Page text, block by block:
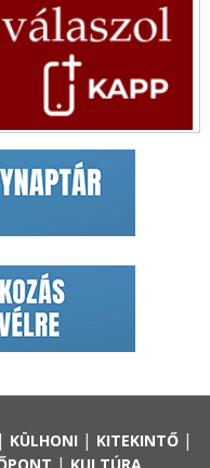
KÜLHONI | KITEKINTŐ|
KULTÚRA